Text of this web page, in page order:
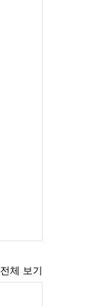
전체 보기